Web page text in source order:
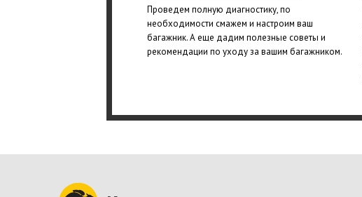
Проведем полную диагностику, по
необходимости смажем и настроим ваш
багажник. А еще дадим полезные советы и
рекомендации по уходу за вашим багажником.